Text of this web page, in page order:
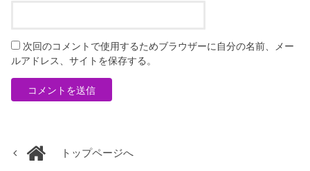
次回のコメントで使用するためブラウザーに自分の名前、メー
ルアドレス、サイトを保存する。
トップページへ